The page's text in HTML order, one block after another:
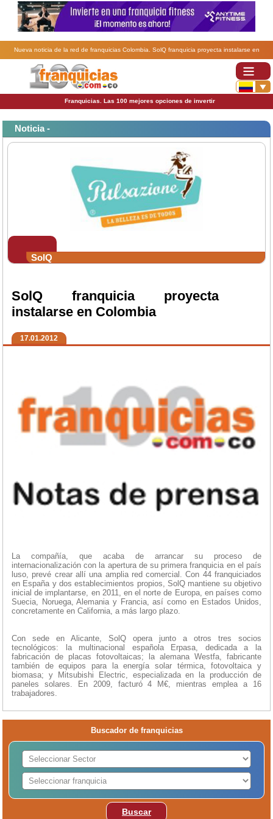
Nueva noticia de la red de franquicias Colombia. SolQ franquicia proyecta instalarse en
Franquicias. Las 100 mejores opciones de invertir
Noticia -
SolQ
SolQ franquicia proyecta
instalarse en Colombia
17.01.2012
La compañía, que acaba de arrancar su proceso de
internacionalización con la apertura de su primera franquicia en el país
luso, prevé crear allí una amplia red comercial. Con 44 franquiciados
en España y dos establecimientos propios, SolQ mantiene su objetivo
inicial de implantarse, en 2011, en el norte de Europa, en países como
Suecia, Noruega, Alemania y Francia, así como en Estados Unidos,
concretamente en California, a más largo plazo.
Con sede en Alicante, SolQ opera junto a otros tres socios
tecnológicos: la multinacional española Erpasa, dedicada a la
fabricación de placas fotovoltaicas; la alemana Westfa, fabricante
también de equipos para la energía solar térmica, fotovoltaica y
biomasa; y Mitsubishi Electric, especializada en la producción de
paneles solares. En 2009, facturó 4 M€, mientras emplea a 16
trabajadores.
Buscador de franquicias
Buscar